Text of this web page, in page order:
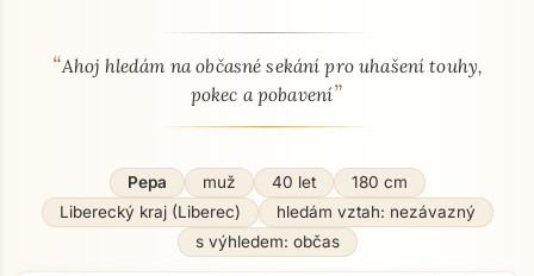
O mně - seznamka profil
“Ahoj hledám na občasné sekání pro uhašení touhy,
pokec a pobavení”
Pepa muž 40 let
180 cm
Liberecký kraj (Liberec)
hledám vztah: nezávazný
s výhledem: občas